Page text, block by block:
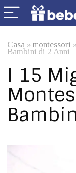
Casa » montessori »
Bambini di 2 Anni
I 15